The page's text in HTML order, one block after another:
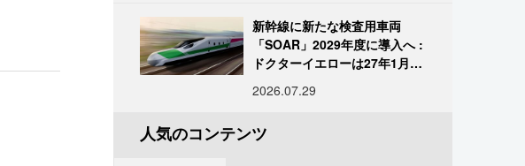
新幹線に新たな検査用車両
「SOAR」2029年度に導入へ :
ドクターイエローは27年1月に
2026.07.29
人気のコンテンツ